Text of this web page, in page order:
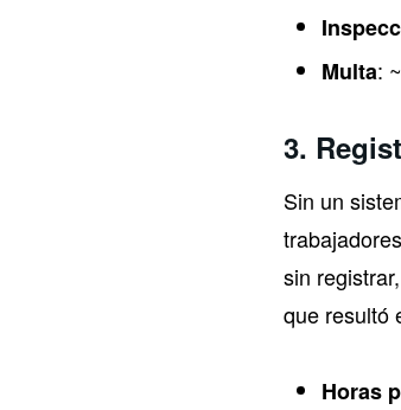
Multa:
3.
Sin un
sin
que resultó
Horas